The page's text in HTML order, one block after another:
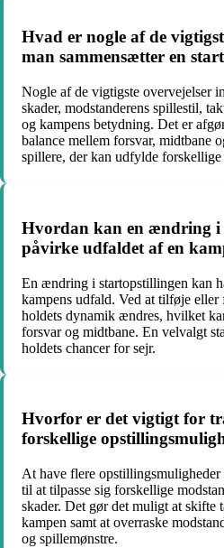
Hvad er nogle af de
man sammensætter en
Nogle af de vigtigste overvejelser
skader, modstanderens spillestil,
og kampens betydning. Det er
balance mellem forsvar, midtbane
spillere, der kan udfylde forskellige
Hvordan kan en ændring i
påvirke udfaldet af en
En ændring i startopstillingen kan
kampens udfald. Ved at tilføje eller
holdets dynamik ændres, hvilket
forsvar og midtbane. En velvalgt
holdets chancer for sejr.
Hvorfor er det vigtigt for
forskellige
At have flere
til at tilpasse sig forskellige
skader. Det gør det muligt at skifte
kampen samt at overraske
og spillemønstre.